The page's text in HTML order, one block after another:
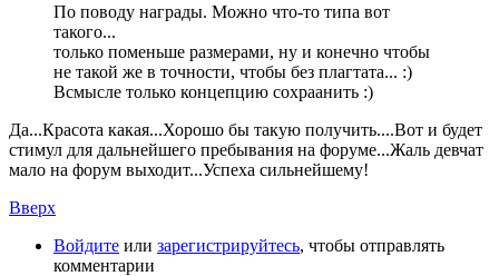
По поводу награды. Можно что-то типа вот
такого...
только поменьше размерами, ну и конечно чтобы
не такой же в точности, чтобы без плагтата... :)
Всмысле только концепцию сохраанить :)
Да...Красота какая...Хорошо бы такую получить....Вот и будет
стимул для дальнейшего пребывания на форуме...Жаль девчат
мало на форум выходит...Успеха сильнейшему!
Вверх
Войдите или зарегистрируйтесь, чтобы отправлять
комментарии